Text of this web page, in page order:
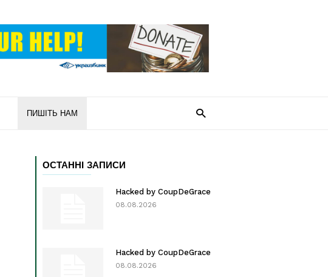
ПИШІТЬ НАМ
ОСТАННІ ЗАПИСИ
Hacked by CoupDeGrace
08.08.2026
Hacked by CoupDeGrace
08.08.2026